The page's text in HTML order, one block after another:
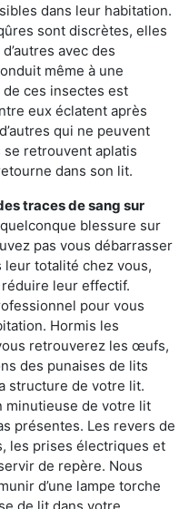
dans leur habitation.
sont discrètes, elles
avec des
même à une
ces insectes est
eux éclatent après
qui ne peuvent
retrouvent aplatis
dans son lit.
traces de sang sur
blessure sur
pas vous débarrasser
leur totalité chez vous,
leur effectif.
pour vous
Hormis les
retrouverez les œufs,
des punaises de lits
structure de votre lit.
minutieuse de votre lit
présentes. Les revers de
les prises électriques et
de repère. Nous
d’une lampe torche